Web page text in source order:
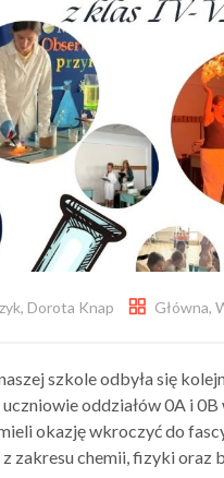
, Dorota Knap Główna,
szkole odbyła się
oddziałów 0A i
okazję wkroczyć do
zakresu chemii, fizyki oraz